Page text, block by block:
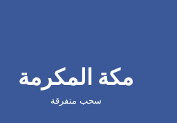
مكة المكرمة
سحب متفرقة